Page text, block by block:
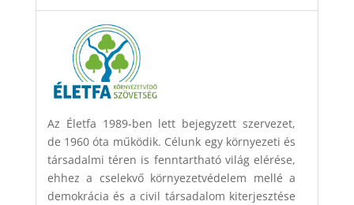
Az Életfa 1989-ben lett bejegyzett szervezet,
de 1960 óta működik. Célunk egy környezeti és
társadalmi téren is fenntartható világ elérése,
ehhez a cselekvő környezetvédelem mellé a
demokrácia és a civil társadalom kiterjesztése